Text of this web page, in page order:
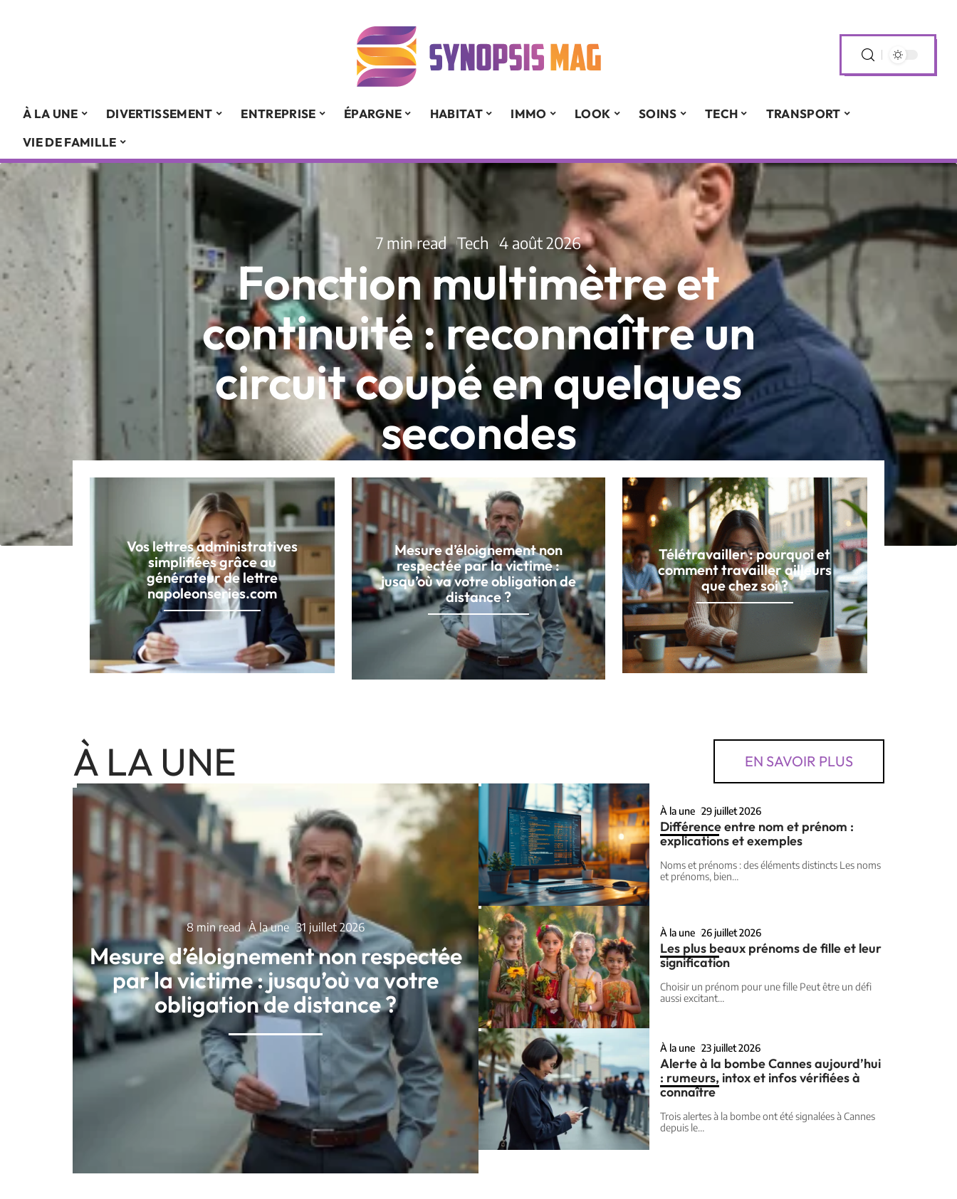
À LA UNE DIVERTISSEMENT ENTREPRISE ÉPARGNE HABITAT IMMO LOOK SOINS TECH
TRANSPORT
VIE DE FAMILLE
7 min read Tech 4 août 2026
Fonction multimètre et
continuité : reconnaître un
circuit coupé en quelques
secondes
Vos lettres administratives
simplifiées grâce au
générateur de lettre
napoleonseries.com
Mesure d’éloignement non
respectée par la victime :
jusqu’où va votre obligation de
distance ?
Télétravailler : pourquoi et
comment travailler ailleurs
que chez soi ?
À LA UNE EN SAVOIR PLUS
8 min read À la une 31 juillet 2026
Mesure d’éloignement non respectée
par la victime : jusqu’où va votre
obligation de distance ?
À la une 29 juillet 2026
Différence entre nom et prénom :
explications et exemples
Noms et prénoms : des éléments distincts Les noms
et prénoms, bien…
À la une 26 juillet 2026
Les plus beaux prénoms de fille et leur
signification
Choisir un prénom pour une fille Peut être un défi
aussi excitant…
À la une 23 juillet 2026
Alerte à la bombe Cannes aujourd’hui
: rumeurs, intox et infos vérifiées à
connaître
Trois alertes à la bombe ont été signalées à Cannes
depuis le…